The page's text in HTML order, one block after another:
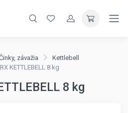
závažia
Kettlebell
KETTLEBELL 8 kg
8 kg